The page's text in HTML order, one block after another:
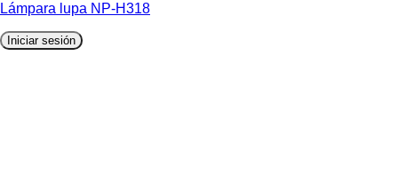
Lámpara lupa NP-H318
Iniciar sesión